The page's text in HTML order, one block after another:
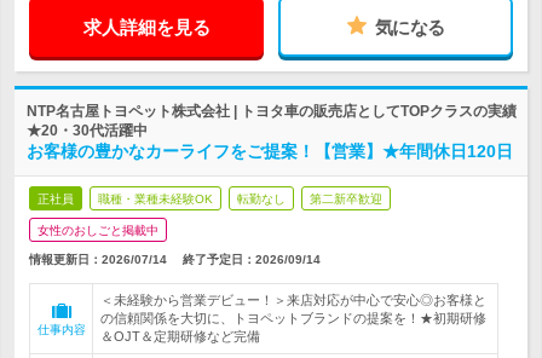
求人詳細を見る 気になる
NTP名古屋トヨペット株式会社 | トヨタ車の販売店としてTOPクラスの実績
★20・30代活躍中
お客様の豊かなカーライフをご提案！【営業】★年間休日120日
正社員 職種・業種未経験OK 転勤なし 第二新卒歓迎
女性のおしごと掲載中
情報更新日：2026/07/14 終了予定日： 2026/09/14
仕事内容
＜未経験から営業デビュー！＞来店対応が中心で安心◎お客様と
の信頼関係を大切に、トヨペットブランドの提案を！★初期研修
＆OJT＆定期研修など完備